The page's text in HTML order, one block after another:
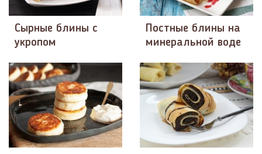
Сырные блины с
укропом
Постные блины на
минеральной воде